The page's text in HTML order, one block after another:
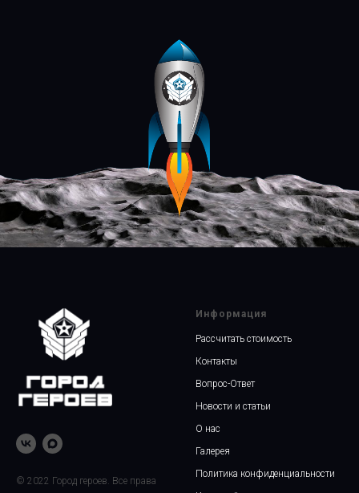
© 2022 Город героев. Все права
Информация
Рассчитать стоимость
Контакты
Вопрос-Ответ
Новости и статьи
О нас
Галерея
Политика конфиденциальности